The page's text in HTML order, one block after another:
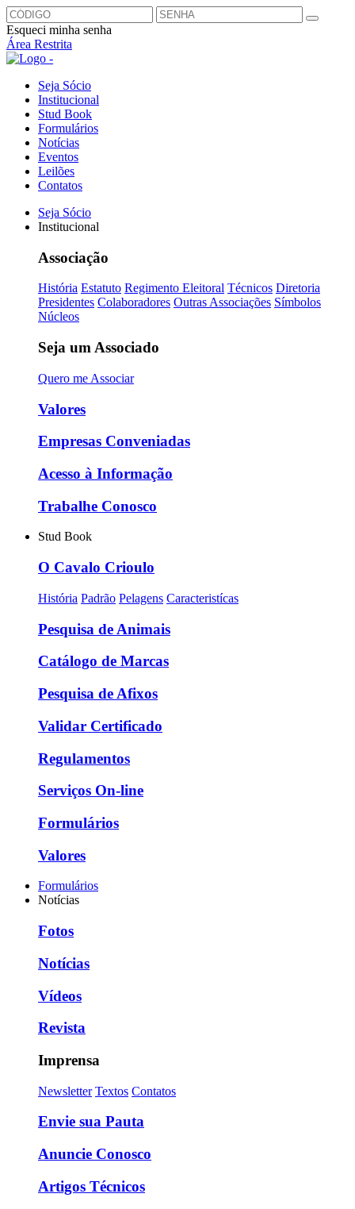
Esqueci minha senha
Área Restrita
Seja Sócio
Institucional
Stud Book
Formulários
Notícias
Eventos
Leilões
Contatos
Seja Sócio
Institucional
Associação
História Estatuto Regimento Eleitoral Técnicos Diretoria
Presidentes Colaboradores Outras Associações Símbolos
Núcleos
Seja um Associado
Quero me Associar
Valores
Empresas Conveniadas
Acesso à Informação
Trabalhe Conosco
Stud Book
O Cavalo Crioulo
História Padrão Pelagens Caracteristícas
Pesquisa de Animais
Catálogo de Marcas
Pesquisa de Afixos
Validar Certificado
Regulamentos
Serviços On-line
Formulários
Valores
Formulários
Notícias
Fotos
Notícias
Vídeos
Revista
Imprensa
Newsletter Textos Contatos
Envie sua Pauta
Anuncie Conosco
Artigos Técnicos